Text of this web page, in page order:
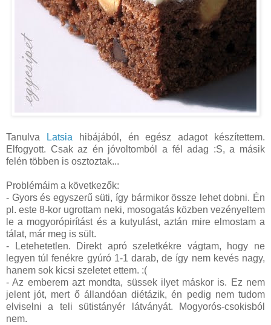
Tanulva Latsia hibájából, én egész adagot készítettem.
Elfogyott. Csak az én jóvoltomból a fél adag :S, a másik
felén többen is osztoztak...
Problémáim a következők:
- Gyors és egyszerű süti, így bármikor össze lehet dobni. Én
pl. este 8-kor ugrottam neki, mosogatás közben vezényeltem
le a mogyorópirítást és a kutyulást, aztán mire elmostam a
tálat, már meg is sült.
- Letehetetlen. Direkt apró szeletkékre vágtam, hogy ne
legyen túl fenékre gyúró 1-1 darab, de így nem kevés nagy,
hanem sok kicsi szeletet ettem. :(
- Az emberem azt mondta, süssek ilyet máskor is. Ez nem
jelent jót, mert ő állandóan diétázik, én pedig nem tudom
elviselni a teli sütistányér látványát. Mogyorós-csokisból
nem.